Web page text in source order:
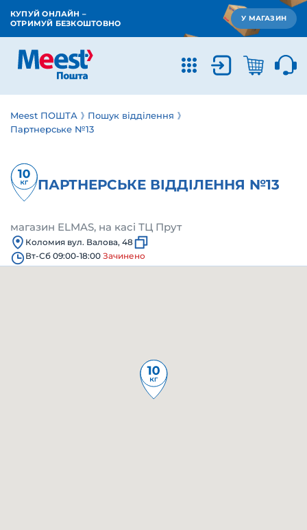
КУПУЙ ОНЛАЙН –
ОТРИМУЙ БЕЗКОШТОВНО
У МАГАЗИН
Meest ПОШТА
Пошук відділення
Партнерське №13
ПАРТНЕРСЬКЕ ВІДДІЛЕННЯ №13
магазин ELMAS, на касі ТЦ Прут
Коломия вул. Валова, 48
Вт-Сб 09:00-18:00 Зачинено